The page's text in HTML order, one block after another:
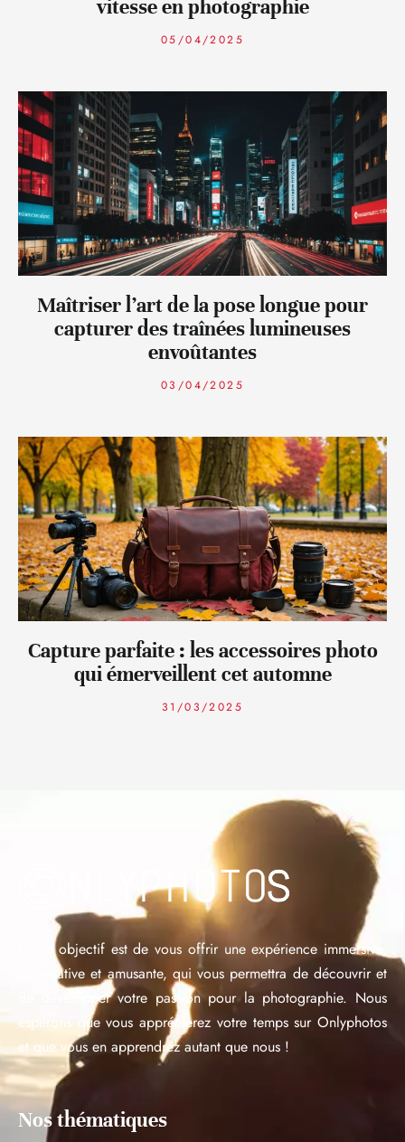
vitesse en photographie
05/04/2025
Maîtriser l’art de la pose longue pour
capturer des traînées lumineuses
envoûtantes
03/04/2025
Capture parfaite : les accessoires photo
qui émerveillent cet automne
31/03/2025
Notre objectif est de vous offrir une expérience immersive,
informative et amusante, qui vous permettra de découvrir et
de développer votre passion pour la photographie. Nous
espérons que vous apprécierez votre temps sur Onlyphotos
et que vous en apprendrez autant que nous !
Nos thématiques